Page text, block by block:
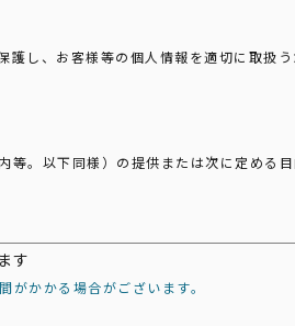
し、お客様等の個人情報を適切に取扱
。以下同様）の提供または次に定める
す
かかる場合がございます。